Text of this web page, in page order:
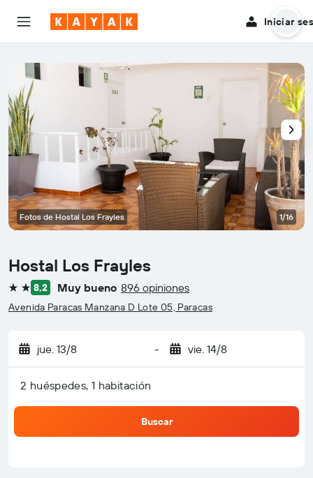
Iniciar
Hostal Los Frayles
2 estrellas
8,2 Muy bueno 896 opiniones
Avenida Paracas Manzana D Lote 05, Paracas
jue. 13/8 - vie. 14/8
2 huéspedes, 1 habitación
Buscar
Fotos de Hostal Los Frayles 1/16